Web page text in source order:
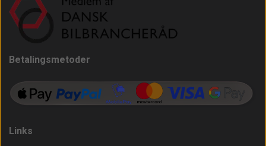
Betalingsmetoder
Links